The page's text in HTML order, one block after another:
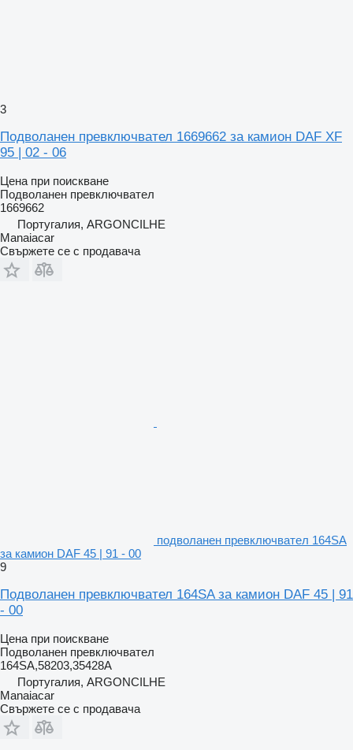
3
Подволанен превключвател 1669662 за камион DAF XF
95 | 02 - 06
Цена при поискване
Подволанен превключвател
1669662
Португалия, ARGONCILHE
Manaiacar
Свържете се с продавача
подволанен превключвател 164SA
за камион DAF 45 | 91 - 00
9
Подволанен превключвател 164SA за камион DAF 45 | 91
- 00
Цена при поискване
Подволанен превключвател
164SA,58203,35428A
Португалия, ARGONCILHE
Manaiacar
Свържете се с продавача